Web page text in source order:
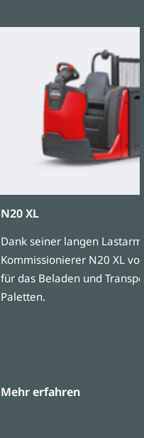
N20 XL
Dank seiner langen
Kommissionierer N20 XL
für das Beladen und
Paletten.
Mehr erfahren